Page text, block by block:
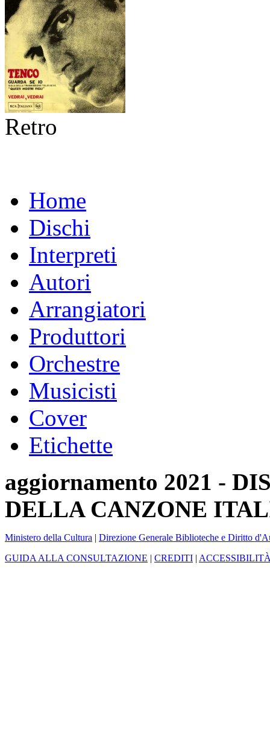
Retro
Home
Dischi
Interpreti
Autori
Arrangiatori
Produttori
Orchestre
Musicisti
Cover
Etichette
aggiornamento 2021 -
DELLA CANZONE
Ministero della Cultura | Direzione Generale Biblioteche e Diritto
GUIDA ALLA CONSULTAZIONE | CREDITI |